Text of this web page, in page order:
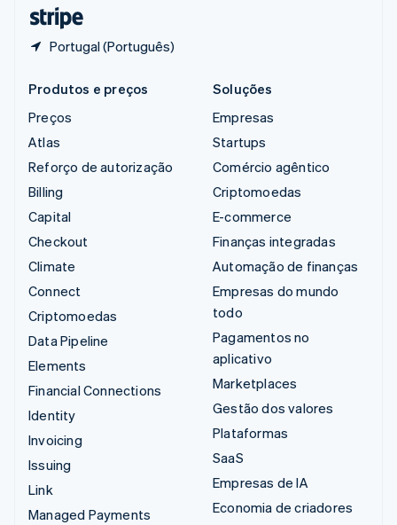
Portugal (Português)
Produtos e preços
Preços
Atlas
Reforço de autorização
Billing
Capital
Checkout
Climate
Connect
Criptomoedas
Data Pipeline
Elements
Financial Connections
Identity
Invoicing
Issuing
Link
Managed Payments
Soluções
Empresas
Startups
Comércio agêntico
Criptomoedas
E-commerce
Finanças integradas
Automação de finanças
Empresas do mundo
todo
Pagamentos no
aplicativo
Marketplaces
Gestão dos valores
Plataformas
SaaS
Empresas de IA
Economia de criadores